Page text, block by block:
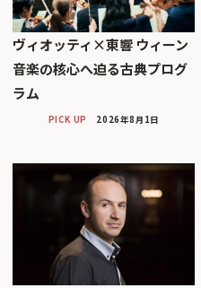
ヴィオッティ×東響 ウィーン
音楽の核心へ迫る古典プログ
ラム
PICK UP 2026年8月1日